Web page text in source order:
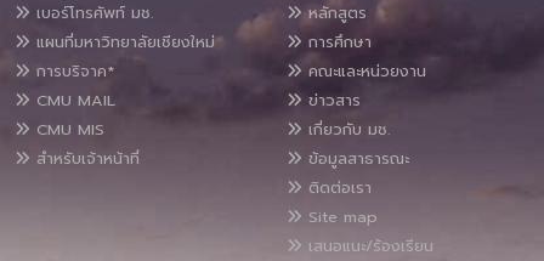
เบอร์โทรศัพท์ มช.
แผนที่มหาวิทยาลัยเชียงใหม่
การบริจาค*
CMU MAIL
CMU MIS
สำหรับเจ้าหน้าที่
หลักสูตร
การศึกษา
คณะและหน่วยงาน
ข่าวสาร
เกี่ยวกับ มช.
ข้อมูลสาธารณะ
ติดต่อเรา
Site map
เสนอแนะ/ร้องเรียน